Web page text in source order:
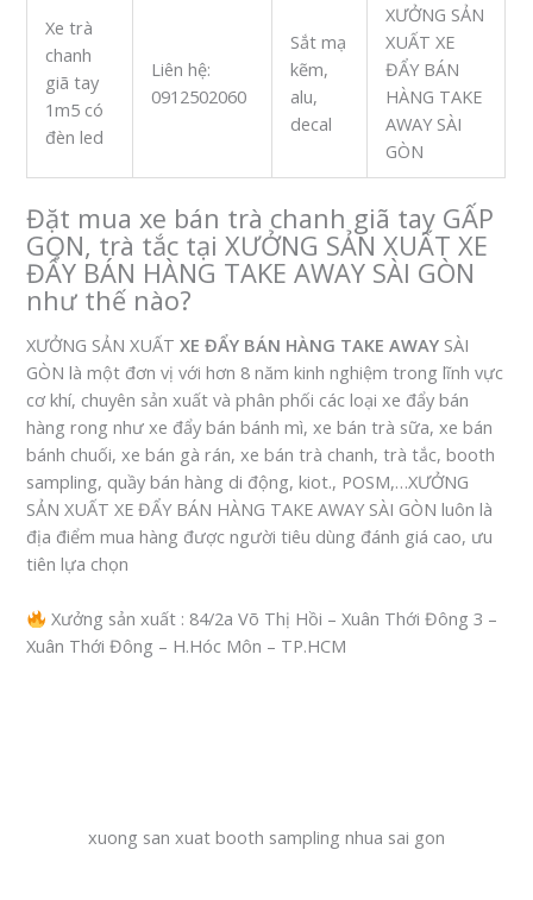
Xe trà
chanh
giã tay
1m5 có
đèn led
Liên hệ:
0912502060
Sắt mạ
kẽm,
alu,
decal
XƯỞNG SẢN
XUẤT XE
ĐẨY BÁN
HÀNG TAKE
AWAY SÀI
GÒN
Đặt mua xe bán trà chanh giã tay GẤP
GỌN, trà tắc tại XƯỞNG SẢN XUẤT XE
ĐẨY BÁN HÀNG TAKE AWAY SÀI GÒN
như thế nào?
XƯỞNG SẢN XUẤTXE ĐẨY BÁN HÀNG TAKE AWAY SÀI
GÒN là một đơn vị với hơn 8 năm kinh nghiệm trong lĩnh vực
cơ khí, chuyên sản xuất và phân phối các loại xe đẩy bán
hàng rong như xe đẩy bán bánh mì, xe bán trà sữa, xe bán
bánh chuối, xe bán gà rán, xe bán trà chanh, trà tắc, booth
sampling, quầy bán hàng di động, kiot., POSM,…XƯỞNG
SẢN XUẤT XE ĐẨY BÁN HÀNG TAKE AWAY SÀI GÒN luôn là
địa điểm mua hàng được người tiêu dùng đánh giá cao, ưu
tiên lựa chọn
Xưởng sản xuất : 84/2a Võ Thị Hồi – Xuân Thới Đông 3 –
Xuân Thới Đông – H.Hóc Môn – TP.HCM
xuong san xuat booth sampling nhua sai gon